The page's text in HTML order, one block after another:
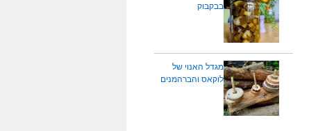
בבקבוק
מגדל האנוי של
לוקאס והברהמנים